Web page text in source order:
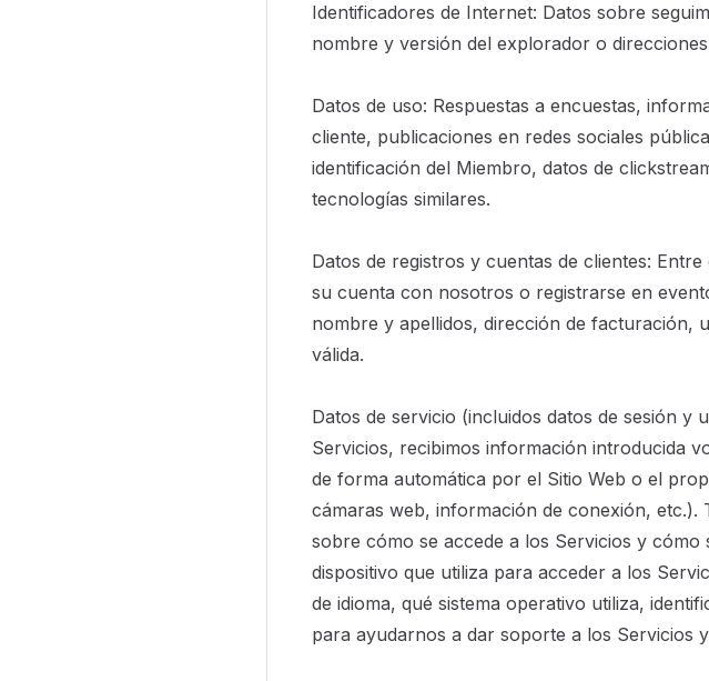
Identificadores de Internet: Datos sobre
nombre y versión del explorador o
Datos de uso: Respuestas a encuestas,
cliente, publicaciones en redes sociales
identificación del Miembro, datos de
tecnologías similares.
Datos de registros y cuentas de clientes:
su cuenta con nosotros o registrarse en
nombre y apellidos, dirección de facturación,
válida.
Datos de servicio (incluidos datos de sesión y
Servicios, recibimos información introducida
de forma automática por el Sitio Web o el
cámaras web, información de conexión,
sobre cómo se accede a los Servicios y
dispositivo que utiliza para acceder a los
de idioma, qué sistema operativo utiliza,
para ayudarnos a dar soporte a los Servicios